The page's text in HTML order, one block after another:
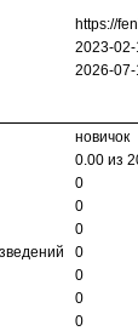
https://­
2023-
2026-
новичок
0.00 из
0
0
0
0
0
0
0